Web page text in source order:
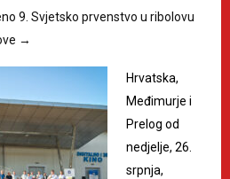
9. Svjetsko prvenstvo u ribolovu
→
Hrvatska,
Međimurje i
Prelog od
nedjelje, 26.
srpnja,